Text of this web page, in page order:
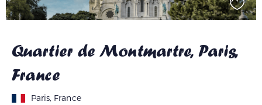
Groupes
Quartier de Montmartre, Paris,
France
Paris, France